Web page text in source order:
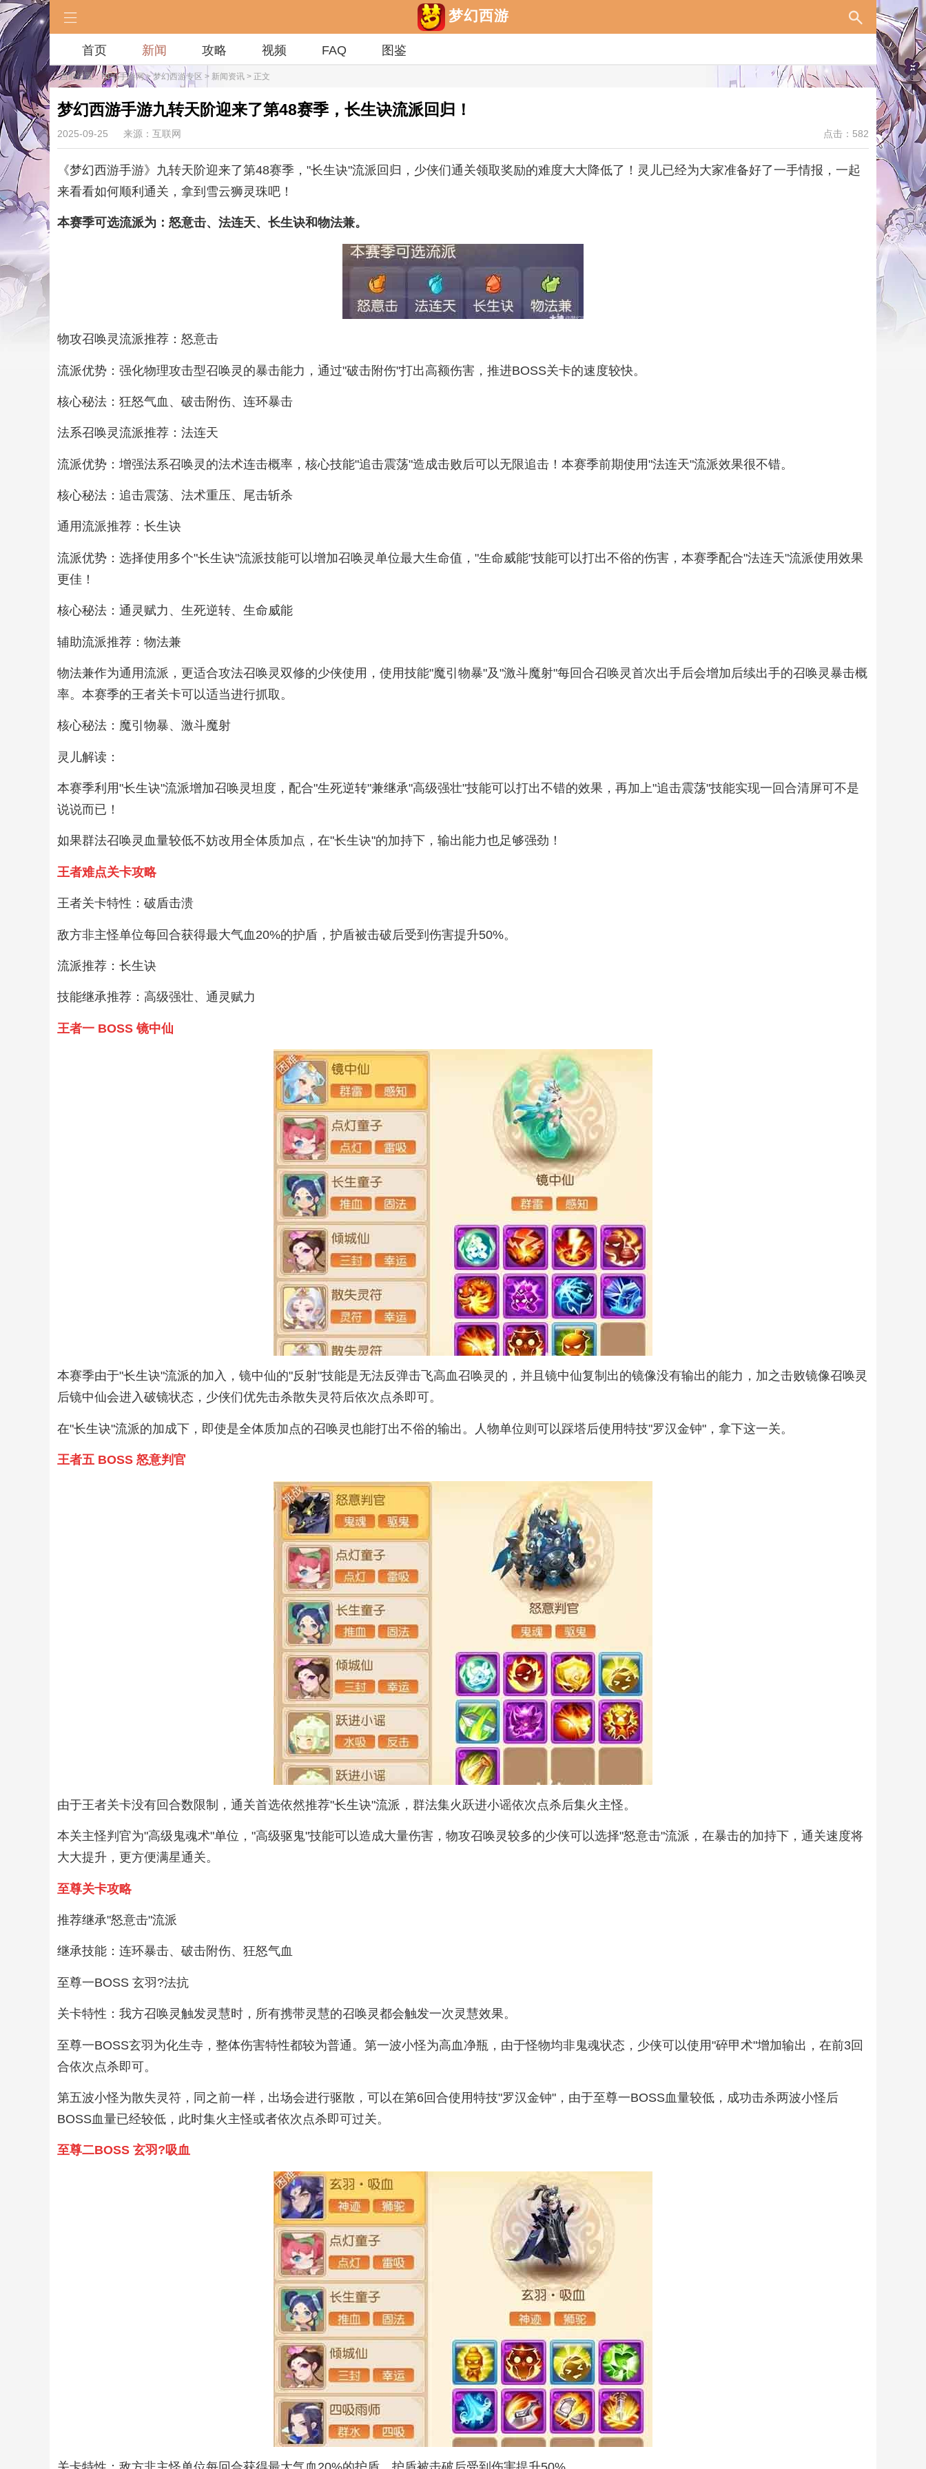
梦幻西游
首页 新闻 攻略 视频 FAQ 图鉴
当前位置：RPG手游网>梦幻西游专区 > 新闻资讯 > 正文
梦幻西游手游九转天阶迎来了第48赛季，长生诀流派回归！
2025-09-25 来源：互联网 点击：582
《梦幻西游手游》九转天阶迎来了第48赛季，"长生诀"流派回归，少侠们通关领取奖励的难度大大降低了！灵儿已经为大家准备好了一手情报，一起
来看看如何顺利通关，拿到雪云狮灵珠吧！
本赛季可选流派为：怒意击、法连天、长生诀和物法兼。
物攻召唤灵流派推荐：怒意击
流派优势：强化物理攻击型召唤灵的暴击能力，通过"破击附伤"打出高额伤害，推进BOSS关卡的速度较快。
核心秘法：狂怒气血、破击附伤、连环暴击
法系召唤灵流派推荐：法连天
流派优势：增强法系召唤灵的法术连击概率，核心技能"追击震荡"造成击败后可以无限追击！本赛季前期使用"法连天"流派效果很不错。
核心秘法：追击震荡、法术重压、尾击斩杀
通用流派推荐：长生诀
流派优势：选择使用多个"长生诀"流派技能可以增加召唤灵单位最大生命值，"生命威能"技能可以打出不俗的伤害，本赛季配合"法连天"流派使用效果
更佳！
核心秘法：通灵赋力、生死逆转、生命威能
辅助流派推荐：物法兼
物法兼作为通用流派，更适合攻法召唤灵双修的少侠使用，使用技能"魔引物暴"及"激斗魔射"每回合召唤灵首次出手后会增加后续出手的召唤灵暴击概
率。本赛季的王者关卡可以适当进行抓取。
核心秘法：魔引物暴、激斗魔射
灵儿解读：
本赛季利用"长生诀"流派增加召唤灵坦度，配合"生死逆转"兼继承"高级强壮"技能可以打出不错的效果，再加上"追击震荡"技能实现一回合清屏可不是
说说而已！
如果群法召唤灵血量较低不妨改用全体质加点，在"长生诀"的加持下，输出能力也足够强劲！
王者难点关卡攻略
王者关卡特性：破盾击溃
敌方非主怪单位每回合获得最大气血20%的护盾，护盾被击破后受到伤害提升50%。
流派推荐：长生诀
技能继承推荐：高级强壮、通灵赋力
王者一 BOSS 镜中仙
本赛季由于"长生诀"流派的加入，镜中仙的"反射"技能是无法反弹击飞高血召唤灵的，并且镜中仙复制出的镜像没有输出的能力，加之击败镜像召唤灵
后镜中仙会进入破镜状态，少侠们优先击杀散失灵符后依次点杀即可。
在"长生诀"流派的加成下，即使是全体质加点的召唤灵也能打出不俗的输出。人物单位则可以踩塔后使用特技"罗汉金钟"，拿下这一关。
王者五 BOSS 怒意判官
由于王者关卡没有回合数限制，通关首选依然推荐"长生诀"流派，群法集火跃进小谣依次点杀后集火主怪。
本关主怪判官为"高级鬼魂术"单位，"高级驱鬼"技能可以造成大量伤害，物攻召唤灵较多的少侠可以选择"怒意击"流派，在暴击的加持下，通关速度将
大大提升，更方便满星通关。
至尊关卡攻略
推荐继承"怒意击"流派
继承技能：连环暴击、破击附伤、狂怒气血
至尊一BOSS 玄羽?法抗
关卡特性：我方召唤灵触发灵慧时，所有携带灵慧的召唤灵都会触发一次灵慧效果。
至尊一BOSS玄羽为化生寺，整体伤害特性都较为普通。第一波小怪为高血净瓶，由于怪物均非鬼魂状态，少侠可以使用"碎甲术"增加输出，在前3回
合依次点杀即可。
第五波小怪为散失灵符，同之前一样，出场会进行驱散，可以在第6回合使用特技"罗汉金钟"，由于至尊一BOSS血量较低，成功击杀两波小怪后
BOSS血量已经较低，此时集火主怪或者依次点杀即可过关。
至尊二BOSS 玄羽?吸血